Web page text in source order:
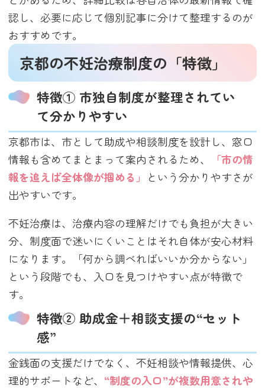
認し、必要に応じて個別記事に分けて整理するのが
おすすめです。
京都の不妊治療制度の「特徴」
特徴① 市独自制度が整理されてい
て分かりやすい
京都市は、市として助成や相談制度を設計し、窓口
情報も含めてまとまって案内されるため、
「市の情
報を追えば全体像が掴める」
という分かりやすさが
出やすいです。
不妊治療は、治療内容の理解だけでも負担が大きい
分、制度面で迷いにくいことはそれ自体が安心材料
になります。「何から調べればいいか分からない」
という段階でも、入口を見つけやすい点が特徴で
す。
特徴② 助成金＋相談支援の“セット
感”
金銭面の支援だけでなく、不妊相談や情報提供、心
理的サポートなど、 “制度の入口”が複数用意されや